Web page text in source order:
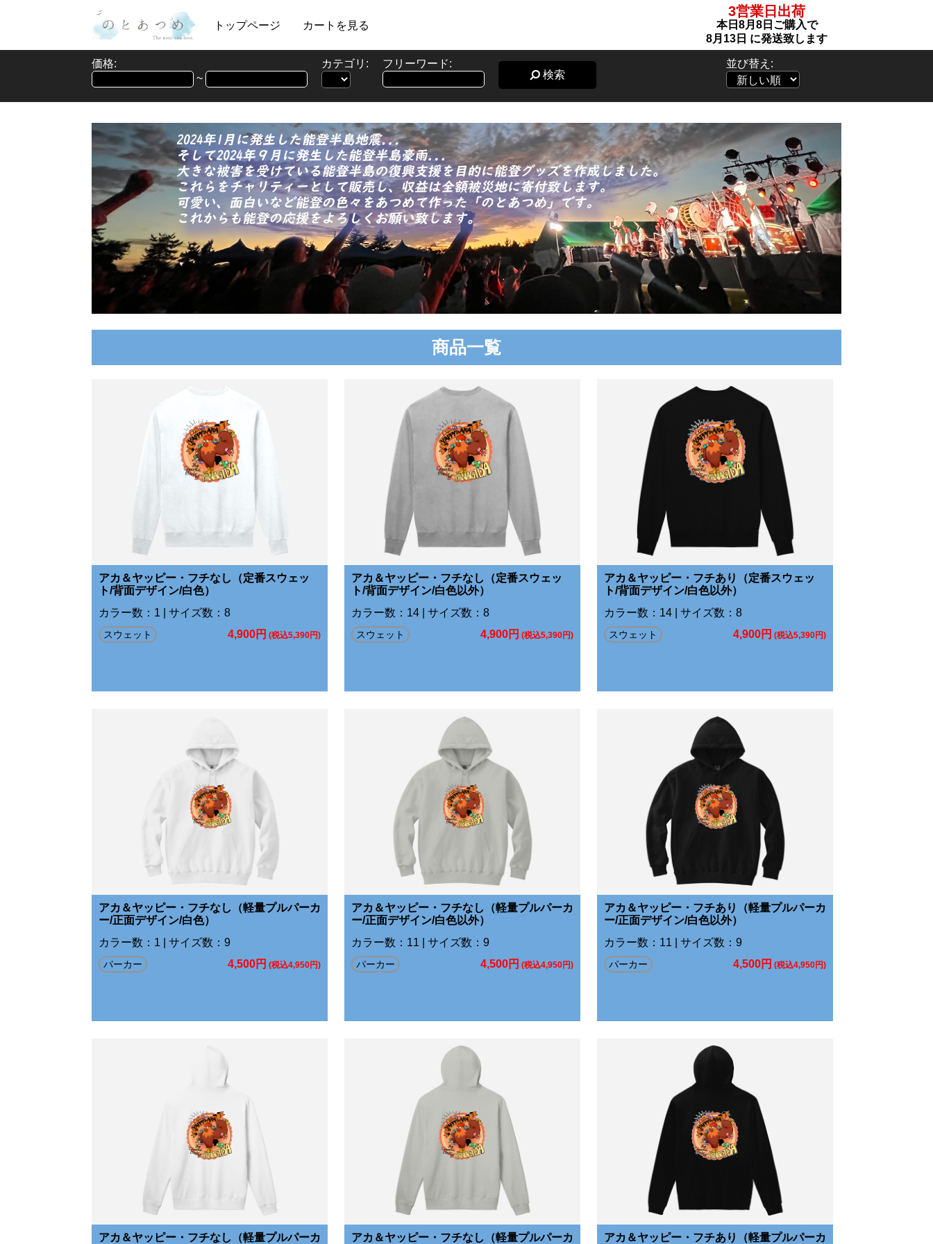
トップページ カートを見る
3営業日出荷
本日 8月8日 ご購入で
8月13日 に発送致します
価格:
~
カテゴリ:
フリーワード:
検索
並び替え:
商品一覧
アカ＆ヤッピー・フチなし（定番スウェッ
ト/背面デザイン/白色）
カラー数：1 | サイズ数：8
スウェット 4,900円 (税込5,390円)
アカ＆ヤッピー・フチなし（定番スウェッ
ト/背面デザイン/白色以外）
カラー数：14 | サイズ数：8
スウェット 4,900円 (税込5,390円)
アカ＆ヤッピー・フチあり（定番スウェッ
ト/背面デザイン/白色以外）
カラー数：14 | サイズ数：8
スウェット 4,900円 (税込5,390円)
アカ＆ヤッピー・フチなし（軽量プルパーカ
ー/正面デザイン/白色）
カラー数：1 | サイズ数：9
パーカー 4,500円 (税込4,950円)
アカ＆ヤッピー・フチなし（軽量プルパーカ
ー/正面デザイン/白色以外）
カラー数：11 | サイズ数：9
パーカー 4,500円 (税込4,950円)
アカ＆ヤッピー・フチあり（軽量プルパーカ
ー/正面デザイン/白色以外）
カラー数：11 | サイズ数：9
パーカー 4,500円 (税込4,950円)
アカ＆ヤッピー・フチなし（軽量プルパーカ
アカ＆ヤッピー・フチなし（軽量プルパーカ
アカ＆ヤッピー・フチあり（軽量プルパーカ